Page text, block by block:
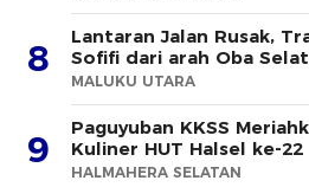
8
Lantaran Jalan Rusak,
Sofifi dari arah Oba
MALUKU UTARA
9
Paguyuban KKSS
Kuliner HUT Halsel ke-22
HALMAHERA SELATAN